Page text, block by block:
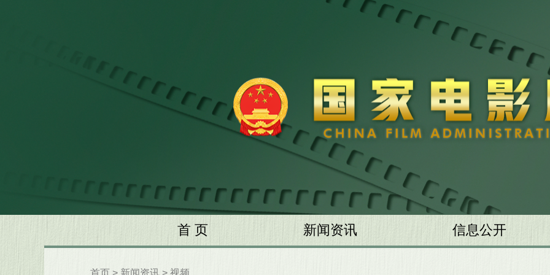
首 页 新闻资讯 信息公开
首页 > 新闻资讯 > 视频